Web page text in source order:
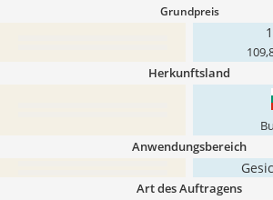
Grundpreis
Herkunftsland
Anwendungsbereich
Art des Auftragens